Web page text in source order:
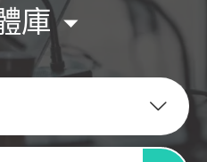
庫